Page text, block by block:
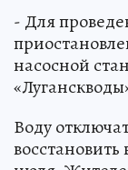
- Для
насосной
Воду